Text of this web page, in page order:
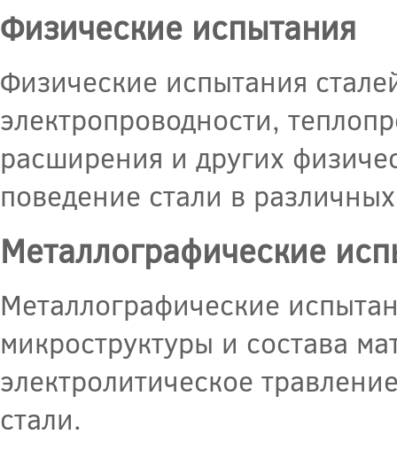
Физические испытания
Физические испытания
электропроводности,
расширения и других
поведение стали в
Металлографические
Металлографические
микроструктуры и состава
электролитическое
стали.